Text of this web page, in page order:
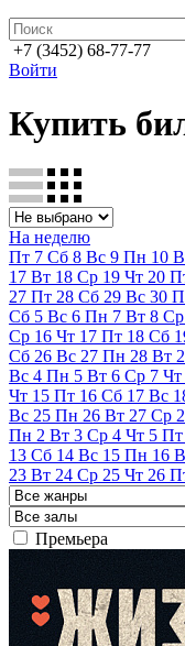
+7 (3452) 68-77-77
Войти
Купить
На неделю
Пт 7 Сб 8 Вс 9 Пн 10
17 Вт 18 Ср 19 Чт 20
27 Пт 28 Сб 29 Вс 30
Сб 5 Вс 6 Пн 7 Вт 8 Ср
Ср 16 Чт 17 Пт 18 Сб
Сб 26 Вс 27 Пн 28 Вт
Вс 4 Пн 5 Вт 6 Ср 7 Чт
Чт 15 Пт 16 Сб 17 Вс
Вс 25 Пн 26 Вт 27 Ср
Пн 2 Вт 3 Ср 4 Чт 5 Пт
13 Сб 14 Вс 15 Пн 16
23 Вт 24 Ср 25 Чт 26
Премьера